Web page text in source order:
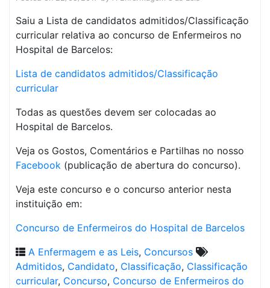
Saiu a Lista de candidatos admitidos/Classificação
curricular relativa ao concurso de Enfermeiros no
Hospital de Barcelos:
Lista de candidatos admitidos/Classificação
curricular
Todas as questões devem ser colocadas ao
Hospital de Barcelos.
Veja os Gostos, Comentários e Partilhas no nosso
Facebook (publicação de abertura do concurso).
Veja este concurso e o concurso anterior nesta
instituição em:
Concurso de Enfermeiros do Hospital de Barcelos
A Enfermagem e as Leis, Concursos
Admitidos, Candidato, Classificação, Classificação
curricular, Concurso, Concurso de Enfermeiros do